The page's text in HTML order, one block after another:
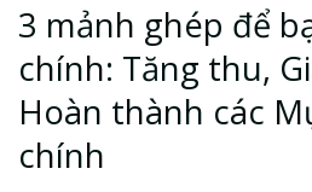
3 mảnh ghép để
chính: Tăng thu,
Hoàn thành các
chính